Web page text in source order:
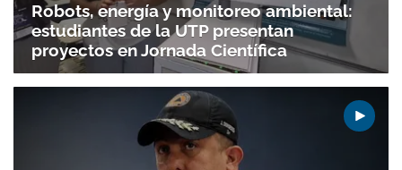
Gracias por suscribirte a nuestro boletín.
Robots, energía y monitoreo ambiental:
estudiantes de la UTP presentan
proyectos en Jornada Científica